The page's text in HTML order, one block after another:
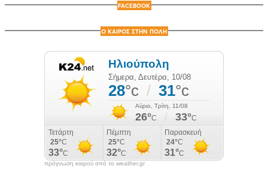
FACEBOOK
Ο ΚΑΙΡΟΣ ΣΤΗΝ ΠΟΛΗ
πρόγνωση καιρού από το weather.gr